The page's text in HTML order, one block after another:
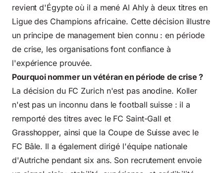
revient d'Égypte où il a mené Al Ahly à deux titres en
Ligue des Champions africaine. Cette décision illustre
un principe de management bien connu : en période
de crise, les organisations font confiance à
l'expérience prouvée.
Pourquoi nommer un vétéran en période de crise ?
La décision du FC Zurich n'est pas anodine. Koller
n'est pas un inconnu dans le football suisse : il a
remporté des titres avec le FC Saint-Gall et
Grasshopper, ainsi que la Coupe de Suisse avec le
FC Bâle. Il a également dirigé l'équipe nationale
d'Autriche pendant six ans. Son recrutement envoie